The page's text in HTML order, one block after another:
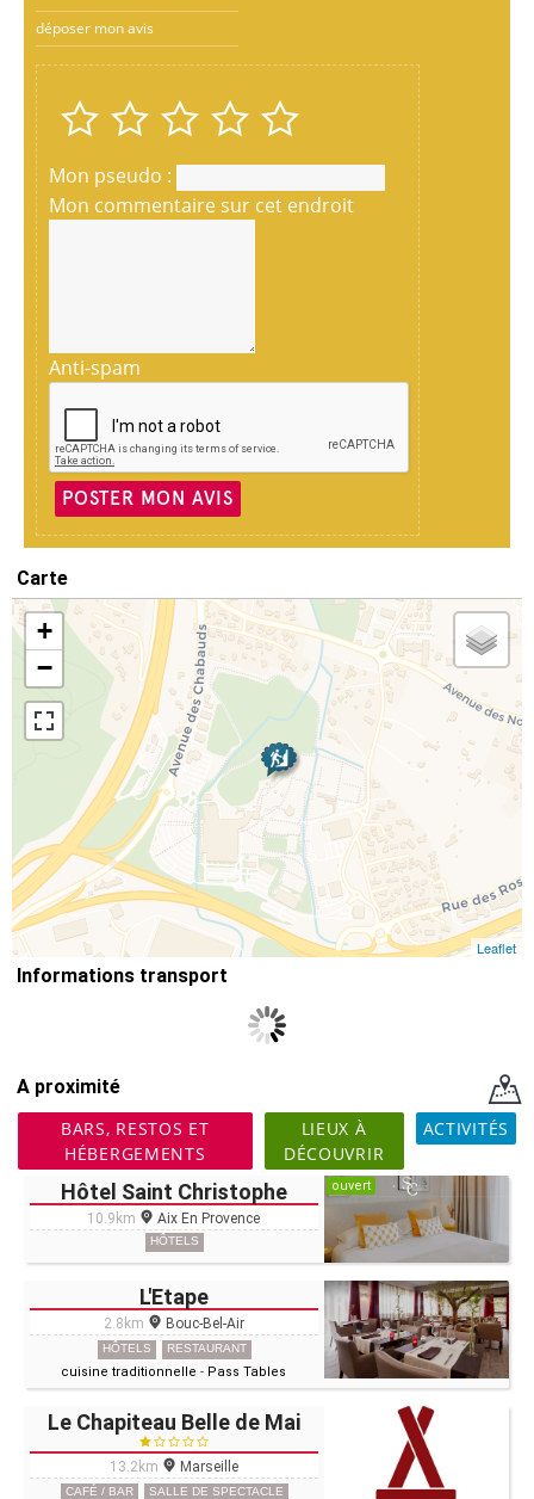
déposer mon avis
Mon pseudo :
Mon commentaire sur cet endroit
Anti-spam
POSTER MON AVIS
Carte
+
−
Leaflet
Informations transport
A proximité
BARS, RESTOS ET
HÉBERGEMENTS
LIEUX À
DÉCOUVRIR
ACTIVITÉS
Hôtel Saint Christophe
10.9km Aix En Provence
HÔTELS
ouvert
L'Etape
2.8km Bouc-Bel-Air
HÔTELS RESTAURANT
cuisine traditionnelle - Pass Tables
Le Chapiteau Belle de Mai
13.2km Marseille
CAFÉ / BAR SALLE DE SPECTACLE